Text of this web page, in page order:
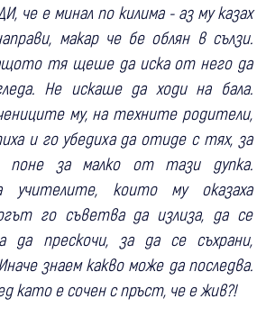
че е минал по килима - аз му казах
макар че бе облян в сълзи.
тя щеше да иска от него да
Не искаше да ходи на бала.
му, на техните родители,
и го убедиха да отиде с тях, за
поне за малко от тази дупка.
учителите, които му оказаха
го съветва да излиза, да се
да прескочи, за да се съхрани,
знаем какво може да последва.
като е сочен с пръст, че е жив?!